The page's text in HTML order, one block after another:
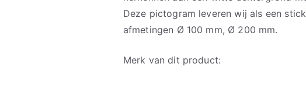
Deze pictogram leveren wij als een
afmetingen Ø 100 mm, Ø 200 mm.
Merk van dit product: